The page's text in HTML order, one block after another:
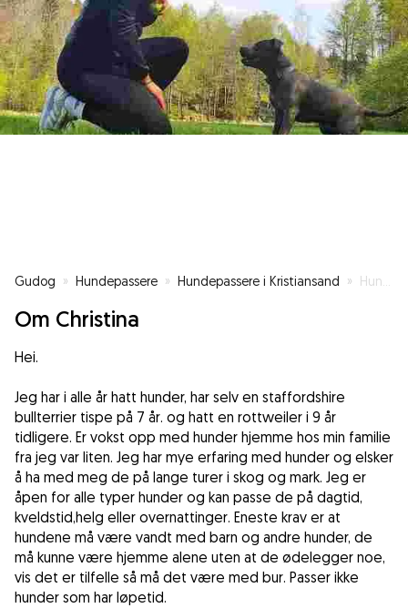
Gudog » Hundepassere » Hundepassere i Kristiansand » Hunde elsker med stor omsorg og kjærlighet for hunder ❤️
Om Christina
Hei.
Jeg har i alle år hatt hunder, har selv en staffordshire
bullterrier tispe på 7 år. og hatt en rottweiler i 9 år
tidligere. Er vokst opp med hunder hjemme hos min familie
fra jeg var liten. Jeg har mye erfaring med hunder og elsker
å ha med meg de på lange turer i skog og mark. Jeg er
åpen for alle typer hunder og kan passe de på dagtid,
kveldstid,helg eller overnattinger. Eneste krav er at
hundene må være vandt med barn og andre hunder, de
må kunne være hjemme alene uten at de ødelegger noe,
vis det er tilfelle så må det være med bur. Passer ikke
hunder som har løpetid.